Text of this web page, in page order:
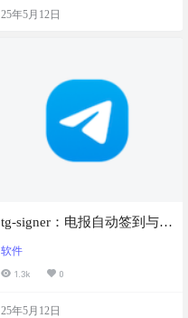
25年5月12日
tg-signer：电报自动签到与消
片识别完成带验证码的签到
任务，提供丰富的配置选项
软件
1.3k 0
25年5月12日